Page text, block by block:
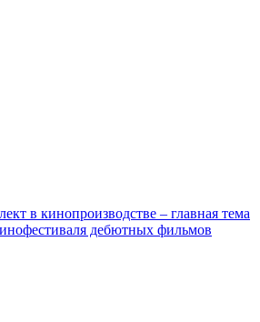
в кинопроизводстве – главная тема
дебютных фильмов